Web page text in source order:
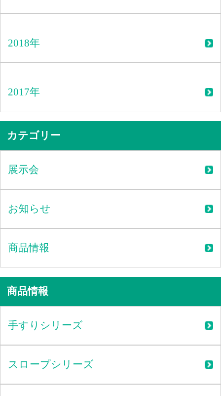
2018年
2017年
カテゴリー
展示会
お知らせ
商品情報
商品情報
手すりシリーズ
スロープシリーズ